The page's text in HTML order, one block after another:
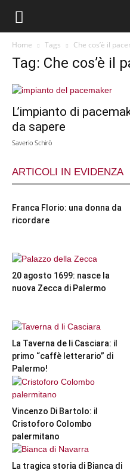
Home Tags Che cos’è il
Tag: Che cos’è il
L’impianto di
da sapere
Saverio Schirò
ARTICOLI IN EVIDENZA
Franca Florio: una donna da
ricordare
20 agosto 1699: nasce la
nuova Zecca di Palermo
La Taverna de li Casciara: il
primo “caffè letterario” di
Palermo!
Vincenzo Di Bartolo: il
Cristoforo Colombo
palermitano
La tragica storia di Bianca di